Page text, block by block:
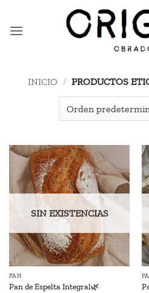
contenido
INICIO / PRODUCTOS
SIN EXISTENCIAS
PAN
Pan de Espelta Integral🌿